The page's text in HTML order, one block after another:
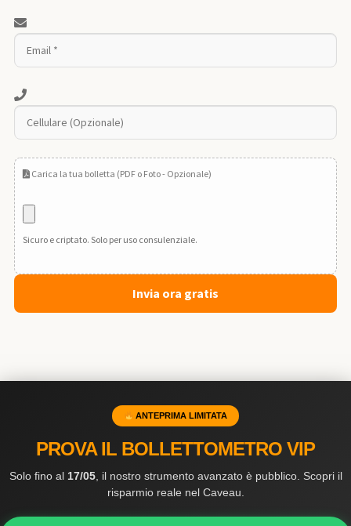
Carica la tua bolletta (PDF o Foto - Opzionale)
Sicuro e criptato. Solo per uso consulenziale.
ANTEPRIMA LIMITATA
PROVA IL BOLLETTOMETRO VIP
Solo fino al 17/05, il nostro strumento avanzato è pubblico. Scopri il
risparmio reale nel Caveau.